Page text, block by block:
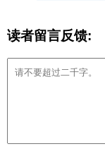
读者留言反馈: